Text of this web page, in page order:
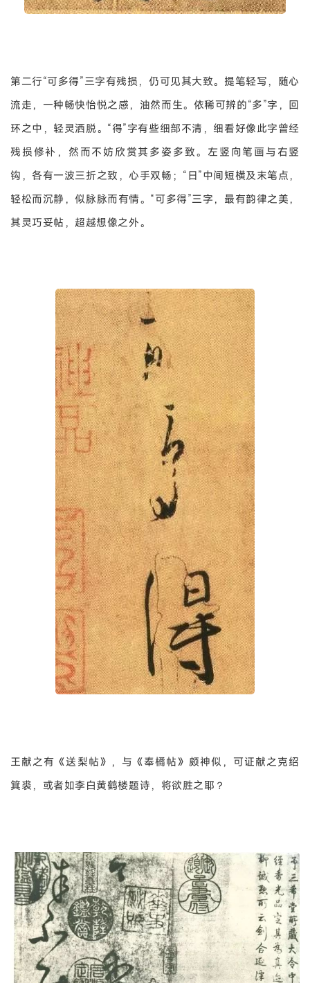
第二行“可多得”三字有残损，仍可见其大致。提笔轻写，随心
流走，一种畅快怡悦之感，油然而生。依稀可辨的“多”字，回
环之中，轻灵洒脱。“得”字有些细部不清，细看好像此字曾经
残损修补，然而不妨欣赏其多姿多致。左竖向笔画与右竖
钩，各有一波三折之致，心手双畅；“日”中间短横及末笔点，
轻松而沉静，似脉脉而有情。“可多得”三字，最有韵律之美，
其灵巧妥帖，超越想像之外。
王献之有《送梨帖》，与《奉橘帖》颇神似，可证献之克绍
箕裘，或者如李白黄鹤楼题诗，将欲胜之耶？